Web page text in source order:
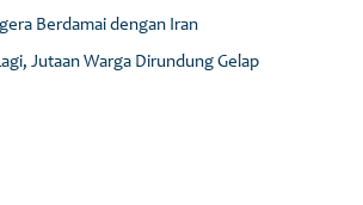
Berdamai dengan Iran
Jutaan Warga Dirundung Gelap